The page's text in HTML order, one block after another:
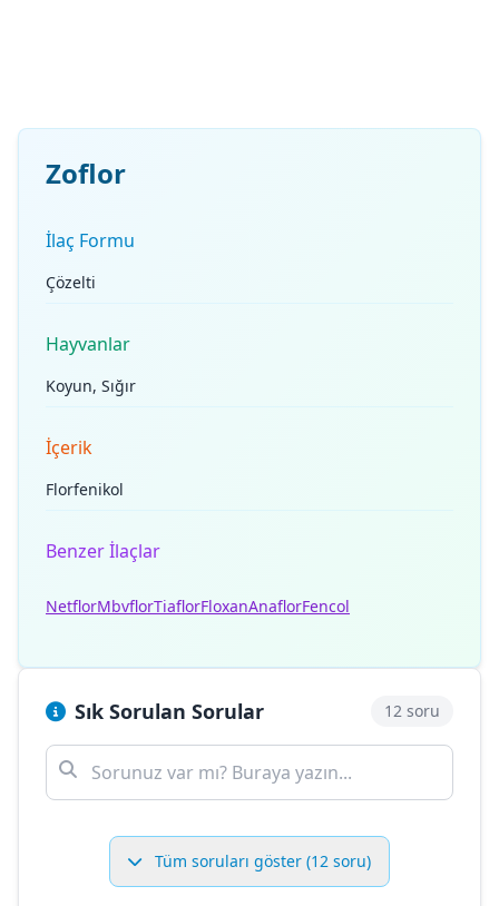
Zoflor
İlaç Formu
Çözelti
Hayvanlar
Koyun, Sığır
İçerik
Florfenikol
Benzer İlaçlar
NetflorMbvflorTiaflorFloxanAnaflorFencol
Sık Sorulan Sorular 12 soru
Tüm soruları göster (12 soru)